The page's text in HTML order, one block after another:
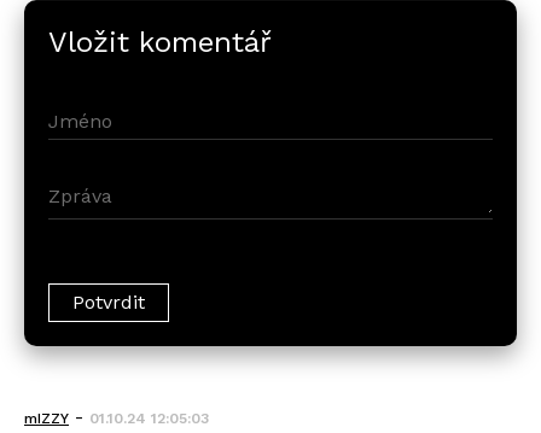
Vložit komentář
mIZZY - 01.10.24 12:05:03